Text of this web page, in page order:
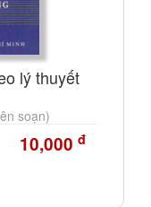
lý thuyết
soạn)
10,000 đ